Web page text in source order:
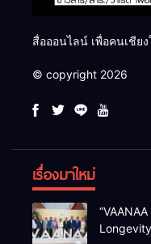
สื่อออนไลน์ เพื่อคนเชีย
© copyright 2026
เรื่องมาใหม่
“VAANAA
Longevity